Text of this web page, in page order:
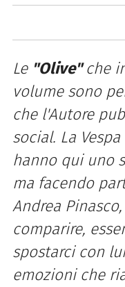
Le "Olive"che
volume sono
che l'Autore
social. La
hanno qui uno
ma facendo
Andrea
comparire,
spostarci con
emozioni che